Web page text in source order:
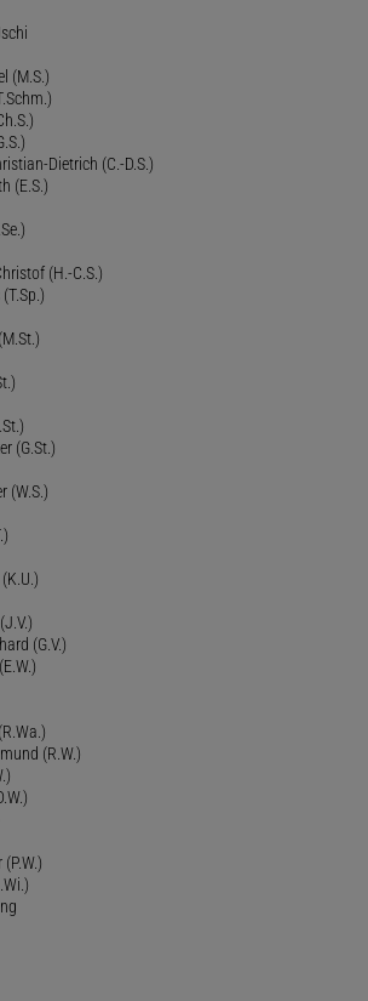
(M.S.)
Dietrich (C.-D.S.)
(E.S.)
(H.-C.S.)
(G.St.)
(W.S.)
(G.V.)
(R.W.)